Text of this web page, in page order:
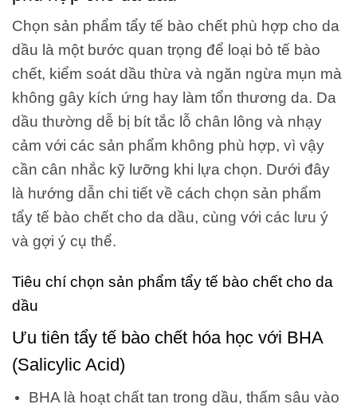
Chọn sản phẩm tẩy tế bào chết phù hợp cho da
dầu là một bước quan trọng để loại bỏ tế bào
chết, kiểm soát dầu thừa và ngăn ngừa mụn mà
không gây kích ứng hay làm tổn thương da. Da
dầu thường dễ bị bít tắc lỗ chân lông và nhạy
cảm với các sản phẩm không phù hợp, vì vậy
cần cân nhắc kỹ lưỡng khi lựa chọn. Dưới đây
là hướng dẫn chi tiết về cách chọn sản phẩm
tẩy tế bào chết cho da dầu, cùng với các lưu ý
và gợi ý cụ thể.
Tiêu chí chọn sản phẩm tẩy tế bào chết cho da
dầu
Ưu tiên tẩy tế bào chết hóa học với BHA
(Salicylic Acid)
BHA là hoạt chất tan trong dầu, thấm sâu vào